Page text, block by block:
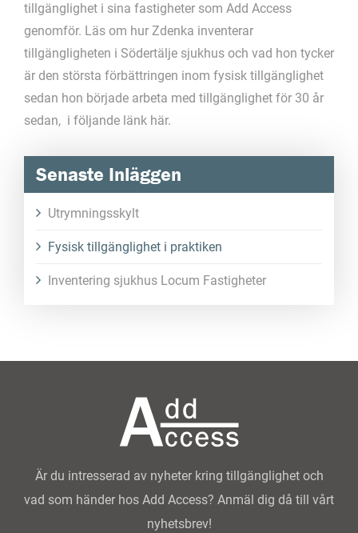
tillgänglighet i sina fastigheter som Add Access
genomför. Läs om hur Zdenka inventerar
tillgängligheten i Södertälje sjukhus och vad hon tycker
är den största förbättringen inom fysisk tillgänglighet
sedan hon började arbeta med tillgänglighet för 30 år
sedan, i följande länk här.
Senaste Inläggen
Utrymningsskylt
Fysisk tillgänglighet i praktiken
Inventering sjukhus Locum Fastigheter
Är du intresserad av nyheter kring tillgänglighet och
vad som händer hos Add Access? Anmäl dig då till vårt
nyhetsbrev!